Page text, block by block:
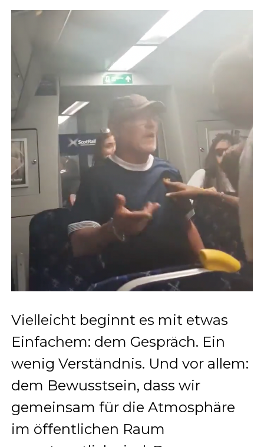
Vielleicht beginnt es mit etwas
Einfachem: dem Gespräch. Ein
wenig Verständnis. Und vor allem:
dem Bewusstsein, dass wir
gemeinsam für die Atmosphäre
im öffentlichen Raum